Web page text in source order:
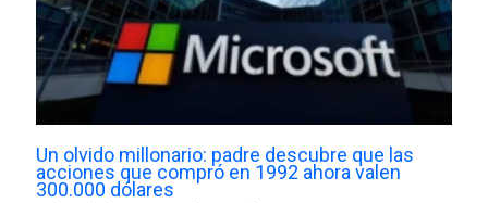
Un olvido millonario: padre descubre que las
acciones que compró en 1992 ahora valen
300.000 dólares